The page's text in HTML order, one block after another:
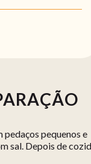
pequenos e
sal. Depois de